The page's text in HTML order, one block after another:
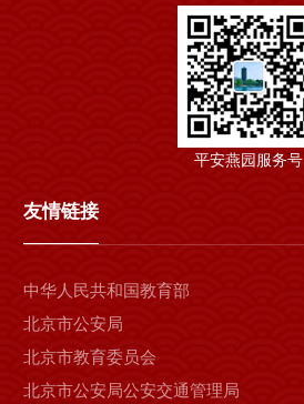
平安燕园服务号
友情链接
中华人民共和国教育部
北京市公安局
北京市教育委员会
北京市公安局公安交通管理局